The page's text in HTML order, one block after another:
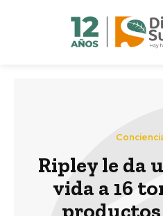
Ripley le da
vida a 16